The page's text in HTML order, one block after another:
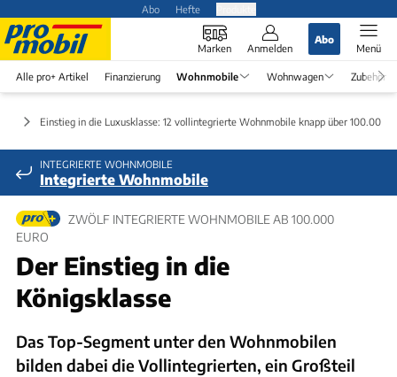
Abo Hefte
Marken Anmelden
Abo
Menü
Alle pro+ Artikel Finanzierung Wohnmobile Wohnwagen Zubehör
Einstieg in die Luxusklasse: 12 vollintegrierte Wohnmobile knapp über 100.000
INTEGRIERTE WOHNMOBILE
Integrierte Wohnmobile
ZWÖLF INTEGRIERTE WOHNMOBILE AB 100.000
EURO
Der Einstieg in die
Königsklasse
Das Top-Segment unter den Wohnmobilen
bilden dabei die Vollintegrierten, ein Großteil